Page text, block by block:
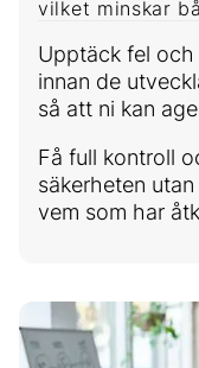
vilket minskar
Upptäck fel
innan de
så att ni kan
Få full kontroll
säkerheten
vem som har